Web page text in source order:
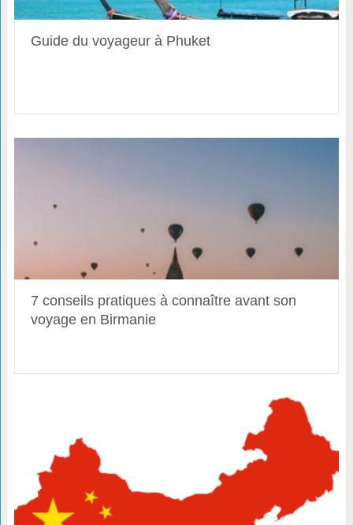
Guide du voyageur à Phuket
7 conseils pratiques à connaître avant son
voyage en Birmanie